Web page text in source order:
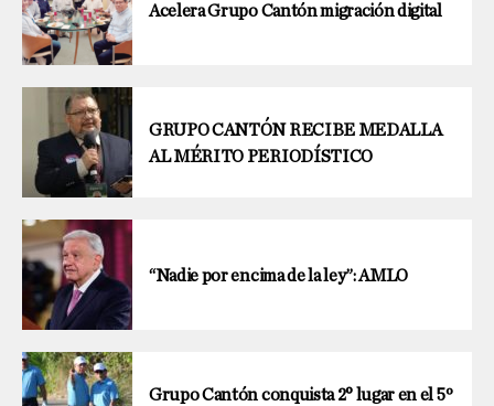
Acelera Grupo Cantón migración digital
GRUPO CANTÓN RECIBE MEDALLA
AL MÉRITO PERIODÍSTICO
“Nadie por encima de la ley”: AMLO
Grupo Cantón conquista 2° lugar en el 5º